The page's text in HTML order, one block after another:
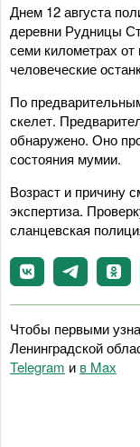
Днем 12 августа
деревни Рудницы
семи километрах от
человеческие
По
скелет.
обнаружено. Оно
состояния мумии.
Возраст и причину
экспертиза.
сланцевская
Чтобы первыми
Ленинградской
Telegram и в Maх